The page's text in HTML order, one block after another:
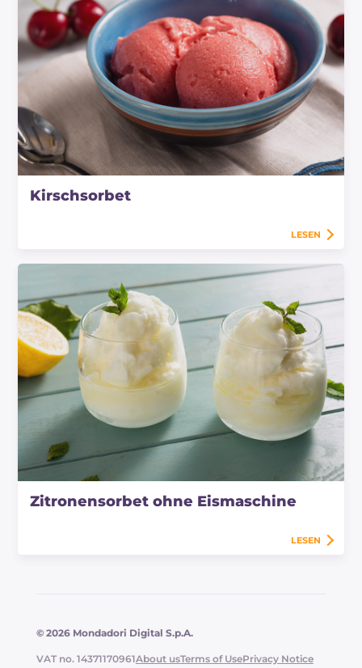
Kirschsorbet
LESEN
Zitronensorbet ohne Eismaschine
LESEN
© 2026 Mondadori Digital S.p.A.
VAT no. 14371170961About usTerms of UsePrivacy Notice